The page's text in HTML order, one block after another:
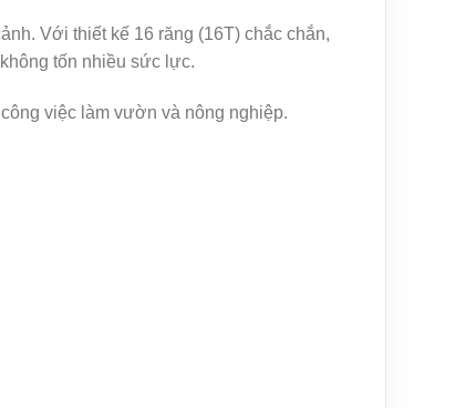
Với thiết kế 16 răng (16T) chắc chắn,
tốn nhiều sức lực.
việc làm vườn và nông nghiệp.